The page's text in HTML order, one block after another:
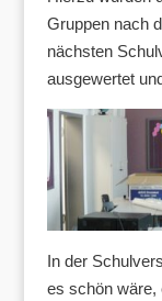
Gruppen nach
nächsten
ausgewertet
In der
es schön wäre,